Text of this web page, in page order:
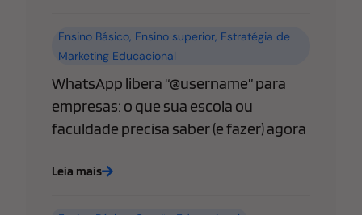
Ensino Básico, Ensino superior, Estratégia de
Marketing Educacional
WhatsApp libera “@username” para
empresas: o que sua escola ou
faculdade precisa saber (e fazer) agora
Leia mais